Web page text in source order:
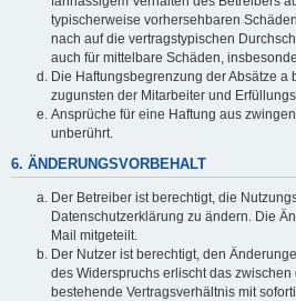
typischerweise vorhersehbaren
nach auf die vertragstypischen
auch für mittelbare Schäden,
Die Haftungsbegrenzung der Absätze a
zugunsten der Mitarbeiter und
Ansprüche für eine Haftung aus
unberührt.
6. ÄNDERUNGSVORBEHALT
Der Betreiber ist berechtigt, die
Datenschutzerklärung zu ändern. Die
Mail mitgeteilt.
Der Nutzer ist berechtigt, den
des Widerspruchs erlischt das
bestehende Vertragsverhältnis mit